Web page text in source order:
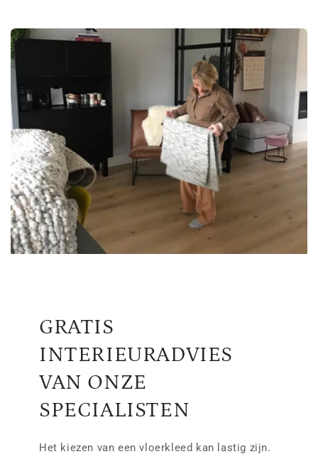
GRATIS
INTERIEURADVIES
VAN ONZE
SPECIALISTEN
Het kiezen van een vloerkleed kan lastig zijn.